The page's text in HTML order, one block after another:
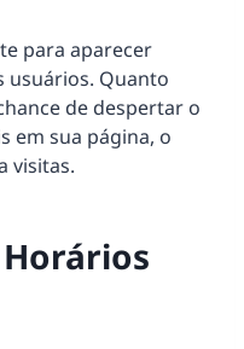
para aparecer
usuários. Quanto
de despertar o
em sua página, o
visitas.